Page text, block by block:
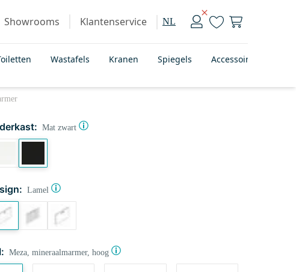
Showrooms Klantenservice NL
Wastafels Kranen Spiegels Accessoires
Mat zwart
Lamel
Meza, mineraalmarmer, hoog